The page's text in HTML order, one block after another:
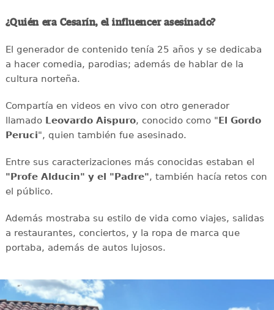
¿Quién era Cesarín, el influencer asesinado?
El generador de contenido tenía 25 años y se dedicaba
a hacer comedia, parodias; además de hablar de la
cultura norteña.
Compartía en videos en vivo con otro generador
llamadoLeovardo Aispuro, conocido como " El Gordo
Peruci", quien también fue asesinado.
Entre sus caracterizaciones más conocidas estaban el
"Profe Alducin" y el "Padre", también hacía retos con
el público.
Además mostraba su estilo de vida como viajes, salidas
a restaurantes, conciertos, y la ropa de marca que
portaba, además de autos lujosos.